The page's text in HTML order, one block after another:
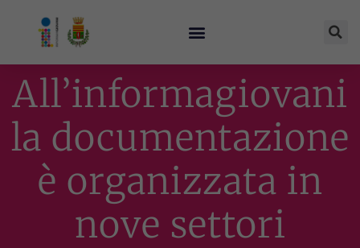
All’informagiovani
la documentazione
è organizzata in
nove settori